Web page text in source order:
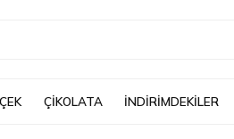
ÇİKOLATA İNDİRİMDEKİLER